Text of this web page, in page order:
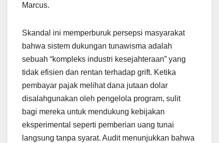
Marcus.
Skandal ini memperburuk persepsi masyarakat
bahwa sistem dukungan tunawisma adalah
sebuah “kompleks industri kesejahteraan” yang
tidak efisien dan rentan terhadap grift. Ketika
pembayar pajak melihat dana jutaan dolar
disalahgunakan oleh pengelola program, sulit
bagi mereka untuk mendukung kebijakan
eksperimental seperti pemberian uang tunai
langsung tanpa syarat. Audit menunjukkan bahwa